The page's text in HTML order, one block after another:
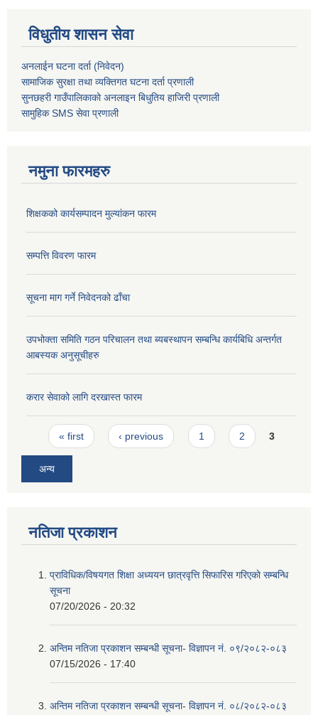
विधुतीय शासन सेवा
अनलाईन घटना दर्ता (निवेदन)
सामाजिक सुरक्षा तथा व्यक्तिगत घटना दर्ताप्रणाली
सुनछहरी गाउँपालिकाको अनलाइन बिधुतिय हाजिरी प्रणाली
सामुहिकSMS सेवाप्रणाली
नमुना फारमहरु
शिक्षकको कार्यसम्पादन मुल्यांकन फारम
सम्पत्ति विवरण फारम
सूचना माग गर्ने निवेदनको ढाँचा
उपभोक्ता समिति गठन परिचालन तथा ब्यबस्थापन सम्बन्धि कार्यबिधि अन्तर्गत
आबस्यक अनुसूचीहरु
करार सेवाको लागि दरखास्त फारम
Pages
« first ‹ previous 1 2 3
अन्य
नतिजा प्रकाशन
प्राविधिक/विषयगत शिक्षा अध्ययन छात्रवृत्ति सिफारिस गरिएकाे सम्बन्धि
सूचना
07/20/2026 - 20:32
अन्तिम नतिजा प्रकाशन सम्बन्धी सूचना- विज्ञापन नं. ०९/२०८२-०८३
07/15/2026 - 17:40
अन्तिम नतिजा प्रकाशन सम्बन्धी सूचना- विज्ञापन नं. ०८/२०८२-०८३